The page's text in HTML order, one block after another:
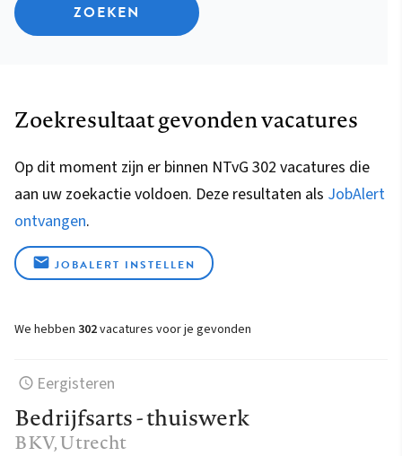
ZOEKEN
Zoekresultaat gevonden vacatures
Op dit moment zijn er binnen NTvG 302 vacatures die
aan uw zoekactie voldoen. Deze resultaten als JobAlert
ontvangen.
JOBALERT INSTELLEN
We hebben 302vacatures voor je gevonden
Eergisteren
Bedrijfsarts - thuiswerk
BKV, Utrecht